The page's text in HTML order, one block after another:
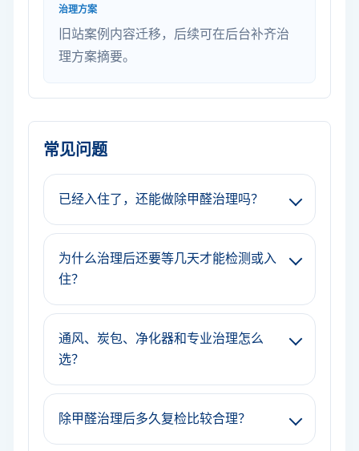
治理方案
旧站案例内容迁移，后续可在后台补齐治
理方案摘要。
常见问题
已经入住了，还能做除甲醛治理吗？
为什么治理后还要等几天才能检测或入
住？
通风、炭包、净化器和专业治理怎么
选？
除甲醛治理后多久复检比较合理？